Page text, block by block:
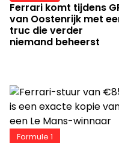
Ferrari komt tijdens
van Oostenrijk met
truc die verder
niemand beheerst
Formule 1